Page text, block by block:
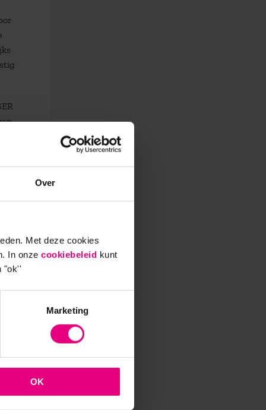
Over
Met deze cookies
In onze cookiebeleid kunt
"ok''
Marketing
OK